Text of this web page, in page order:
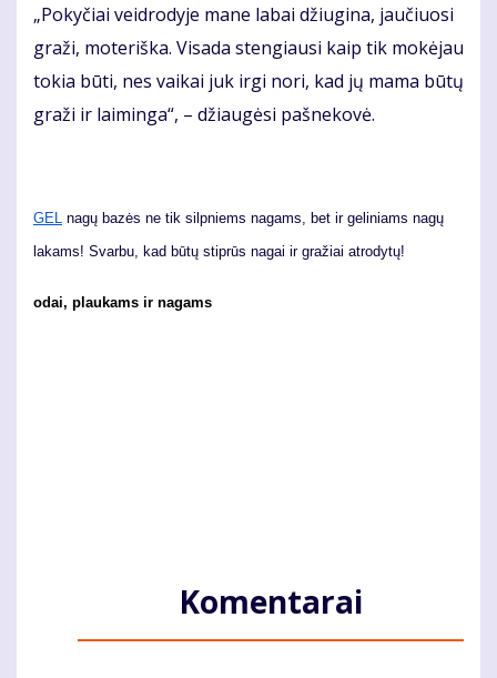
„Po­ky­čiai veid­ro­dy­je ma­ne la­bai džiu­gi­na, jau­čiuo­si
gra­ži, mo­te­riš­ka. Vi­sa­da sten­giau­si kaip tik mo­kė­jau
to­kia bū­ti, nes vai­kai juk ir­gi no­ri, kad jų ma­ma bū­tų
gra­ži ir lai­min­ga“, – džiau­gė­si pa­šne­ko­vė.
GEL
nagų bazės ne tik silpniems nagams, bet ir geliniams nagų
lakams! Svarbu, kad būtų stiprūs nagai ir gražiai atrodytų!
odai, plaukams ir nagams
Komentarai